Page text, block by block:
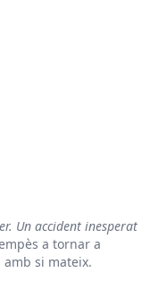
Un accident inesperat
a tornar a
si mateix.